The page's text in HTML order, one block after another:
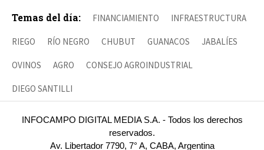
Temas del día: FINANCIAMIENTO INFRAESTRUCTURA
RIEGO RÍO NEGRO CHUBUT GUANACOS JABALÍES
OVINOS AGRO CONSEJO AGROINDUSTRIAL
DIEGO SANTILLI
INFOCAMPO DIGITAL MEDIA S.A. - Todos los derechos
reservados.
Av. Libertador 7790, 7° A, CABA, Argentina